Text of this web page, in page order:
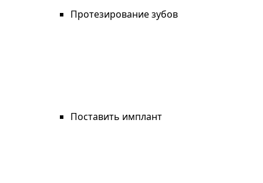
Протезирование зубов
Поставить имплант